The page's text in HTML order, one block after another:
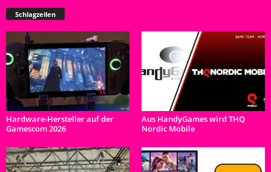
Schlagzeilen
Hardware-Hersteller auf der
Gamescom 2026
Aus HandyGames wird THQ
Nordic Mobile